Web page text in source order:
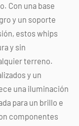
Con una base
y un soporte
estos whips
y sin
terreno.
y un
una iluminación
para un brillo e
componentes